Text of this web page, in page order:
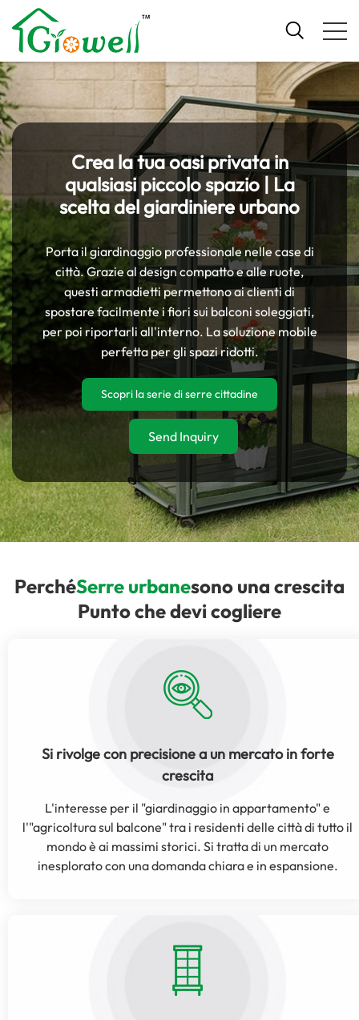
Crea la tua oasi privata in
qualsiasi piccolo spazio | La
scelta del giardiniere urbano
Porta il giardinaggio professionale nelle case di
città. Grazie al design compatto e alle ruote,
questi armadietti permettono ai clienti di
spostare facilmente i fiori sui balconi soleggiati,
per poi riportarli all'interno. La soluzione mobile
perfetta per gli spazi ridotti.
Scopri la serie di serre cittadine
Send Inquiry
PerchéSerre urbanesono una crescita
Punto che devi cogliere
Si rivolge con precisione a un mercato in forte
crescita
L'interesse per il "giardinaggio in appartamento" e
l'"agricoltura sul balcone" tra i residenti delle città di tutto il
mondo è ai massimi storici. Si tratta di un mercato
inesplorato con una domanda chiara e in espansione.